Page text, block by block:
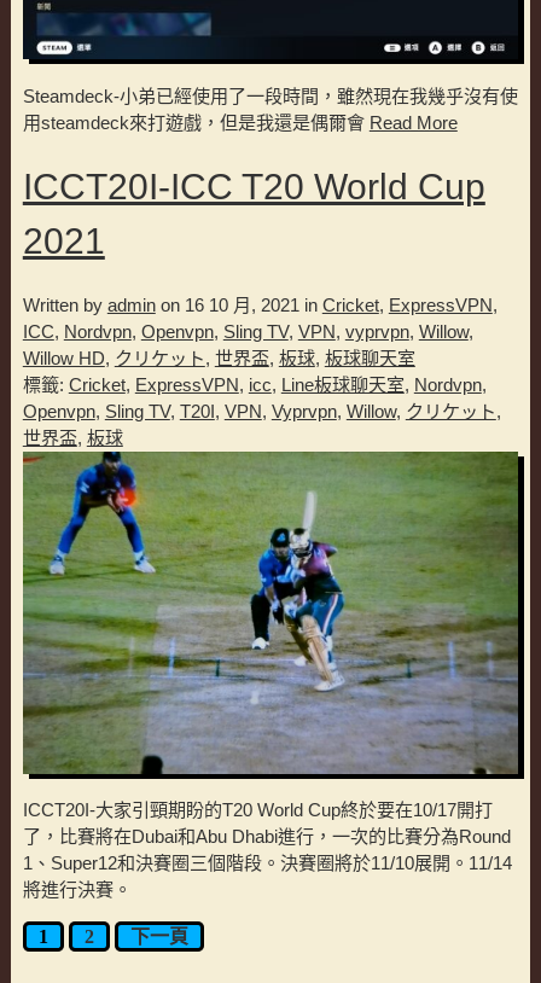
Steamdeck-小弟已經使用了一段時間，雖然現在我幾乎沒有使
用steamdeck來打遊戲，但是我還是偶爾會 Read More
ICCT20I-ICC T20 World Cup
2021
Written by adminon 16 10 月, 2021 in Cricket, ExpressVPN,
ICC, Nordvpn, Openvpn, Sling TV, VPN, vyprvpn, Willow,
Willow HD, クリケット, 世界盃, 板球, 板球聊天室
標籤: Cricket, ExpressVPN, icc, Line板球聊天室, Nordvpn,
Openvpn, Sling TV, T20I, VPN, Vyprvpn, Willow, クリケット,
世界盃, 板球
ICCT20I-大家引頸期盼的T20 World Cup終於要在10/17開打
了，比賽將在Dubai和Abu Dhabi進行，一次的比賽分為Round
1、Super12和決賽圈三個階段。決賽圈將於11/10展開。11/14
將進行決賽。
文
1 2 下一頁